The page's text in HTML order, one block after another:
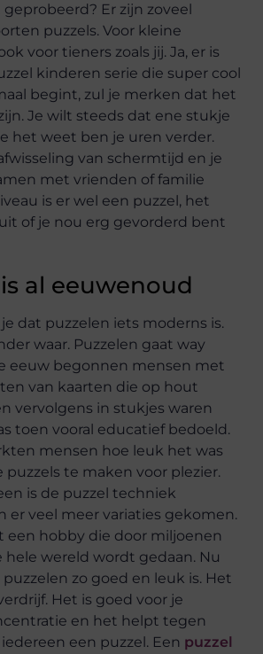
Er zijn zoveel
puzzels. Voor kleine
voor tieners zoals jij. Ja, er is
kinderen serie die super cool
begint, zul je merken dat het
Je wilt steeds dat ene stukje
het weet ben je uren verder.
van schermtijd en je
met vrienden of familie
is er wel een puzzel, het
of je nou erg gevorderd bent
al eeuwenoud
dat puzzelen iets moderns is.
waar. Puzzelen gaat way
eeuw begonnen mensen met
van kaarten die op hout
vervolgens in stukjes waren
toen vooral educatief bedoeld.
mensen hoe leuk het was
puzzels te maken voor plezier.
is de puzzel techniek
er veel meer variaties gekomen.
een hobby die door miljoenen
hele wereld wordt gedaan. Nu
zo goed en leuk is. Het
Het is goed voor je
en het helpt tegen
iedereen een puzzel. Een puzzel